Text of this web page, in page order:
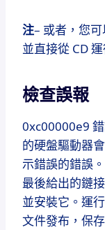
注– 或者，您
並直接從 CD
檢查誤報
0xc00000e9
的硬盤驅動器
示錯誤的錯誤。
最後給出的鏈接
並安裝它。 運
文件發布，保存